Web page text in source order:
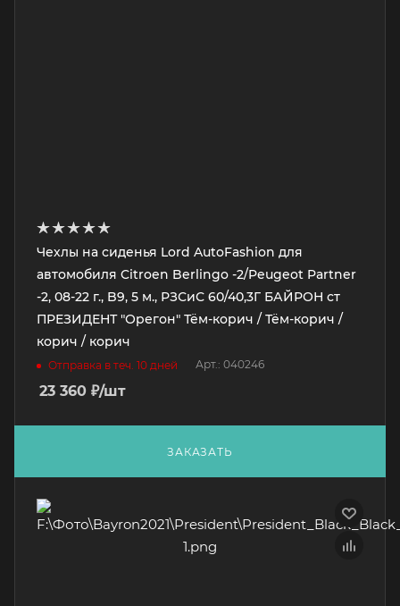
Чехлы на сиденья Lord AutoFashion для
автомобиля Citroen Berlingo -2/Peugeot Partner
-2, 08-22 г., B9, 5 м., РЗСиС 60/40,3Г БАЙРОН ст
ПРЕЗИДЕНТ "Орегон" Тём-корич / Тём-корич /
корич / корич
Отправка в теч. 10 дней Арт.: 040246
23 360 ₽/шт
ЗАКАЗАТЬ